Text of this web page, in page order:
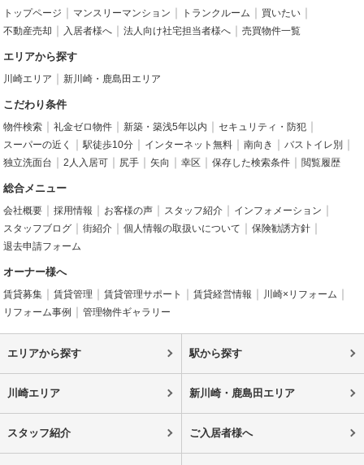
トップページ マンスリーマンション トランクルーム
買いたい
不動産売却
入居者様へ 法人向け社宅担当者様へ 売買物件一覧
エリアから探す
川崎エリア 新川崎・鹿島田エリア
こだわり条件
物件検索 礼金ゼロ物件 新築・築浅5年以内
セキュリティ・防犯
スーパーの近く
駅徒歩10分 インターネット無料 南向き
バストイレ別
独立洗面台
2人入居可 尻手 矢向 幸区 保存した検索条件 閲覧履歴
総合メニュー
会社概要 採用情報 お客様の声 スタッフ紹介
インフォメーション
スタッフブログ
街紹介 個人情報の取扱いについて
保険勧誘方針
退去申請フォーム
オーナー様へ
賃貸募集 賃貸管理 賃貸管理サポート 賃貸経営情報
川崎×リフォーム
リフォーム事例
管理物件ギャラリー
エリアから探す 駅から探す
川崎エリア 新川崎・鹿島田エリア
スタッフ紹介 ご入居者様へ